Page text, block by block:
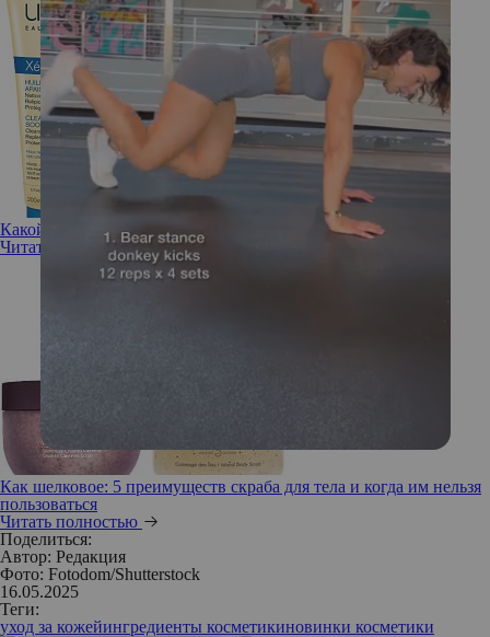
Какой гель для душа нужен сухой коже тела
Читать полностью
Как шелковое: 5 преимуществ скраба для тела и когда им нельзя
пользоваться
Читать полностью
Поделиться:
Автор: Редакция
Фото: Fotodom/Shutterstock
16.05.2025
Теги:
уход за кожейингредиенты косметикиновинки косметики